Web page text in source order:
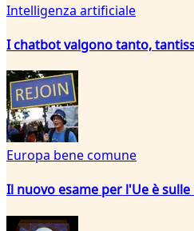
Intelligenza artificiale
I chatbot valgono tanto,
Europa bene comune
Il nuovo esame per l'Ue è